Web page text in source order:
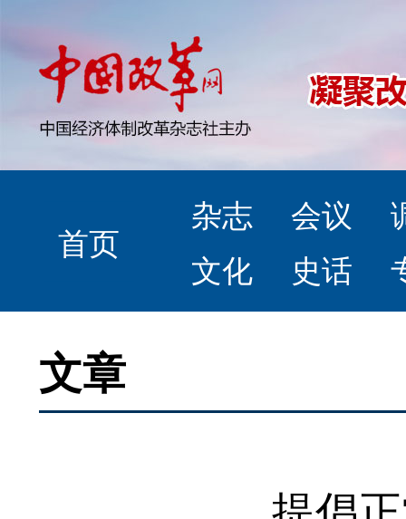
首页
杂志 会议
文化
史话
文章